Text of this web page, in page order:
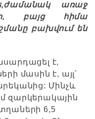
առաջ
բայց հիմա
բախվում են
է,
մասին է, այլ՝
Մինչև
զարկերակային
6,5